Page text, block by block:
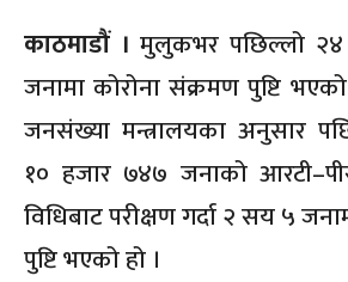
काठमाडौं । मुलुकभर पछिल्लो
जनामा कोरोना संक्रमण पुष्टि
जनसंख्या मन्त्रालयका अनुसार
१० हजार ७४७ जनाको
विधिबाट परीक्षण गर्दा २ सय ५
पुष्टि भएको हो ।